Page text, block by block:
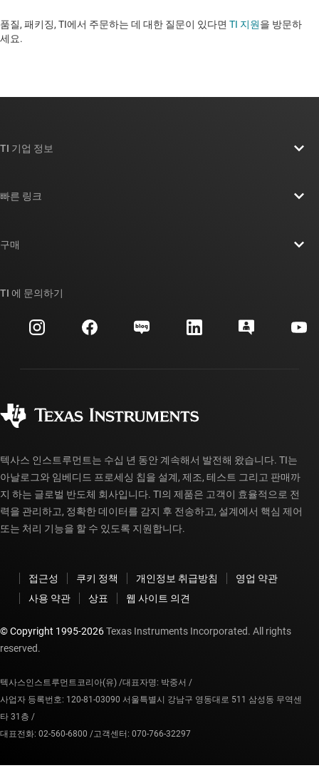
품질, 패키징, TI에서 주문하는 데 대한 질문이 있다면 TI 지원을 방문하
세요. ​​​​​​​​​​​​​​
TI 기업 정보
투자 관계
제조
빠른 링크
대체품 검색
고객 지원 센터
myTI 계정 FAQ
구매
주문 FAQ
TI 에 문의하기
텍사스 인스트루먼트는 수십 년 동안 계속해서 발전해 왔습니다. TI는
아날로그와 임베디드 프로세싱 칩을 설계, 제조, 테스트 그리고 판매까
지 하는 글로벌 반도체 회사입니다. TI의 제품은 고객이 효율적으로 전
력을 관리하고, 정확한 데이터를 감지 후 전송하고, 설계에서 핵심 제어
또는 처리 기능을 할 수 있도록 지원합니다.
접근성 쿠키 정책 개인정보 취급방침
영업 약관
사용 약관
상표 웹 사이트 의견
© Copyright 1995-2026Texas Instruments Incorporated. All rights
reserved.
텍사스인스트루먼트코리아(유) /대표자명: 박중서 /
사업자 등록번호: 120-81-03090 서울특별시 강남구 영동대로 511 삼성동 무역센
타 31층 /
대표전화: 02-560-6800 /고객센터: 070-766-32297